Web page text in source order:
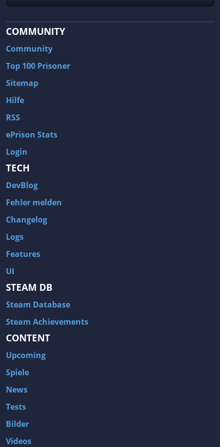
COMMUNITY
Community
Top 100 Prisoner
Sitemap
Hilfe
RSS
ePrison Stats
Login
TECH
DevBlog
Fehler melden
Changelog
Logs
Features
UI
STEAM DB
Steam Database
Steam Achievements
CONTENT
Upcoming
Spiele
News
Tests
Bilder
Videos